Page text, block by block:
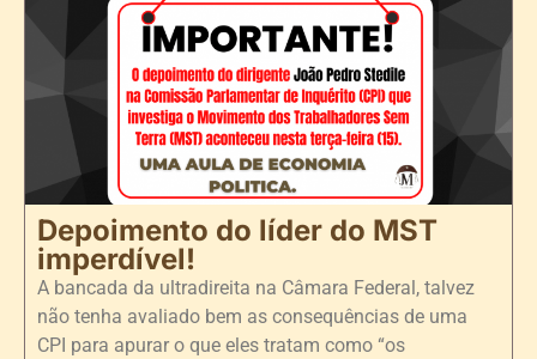
Depoimento do líder do MST
imperdível!
A bancada da ultradireita na Câmara Federal, talvez
não tenha avaliado bem as consequências de uma
CPI para apurar o que eles tratam como “os